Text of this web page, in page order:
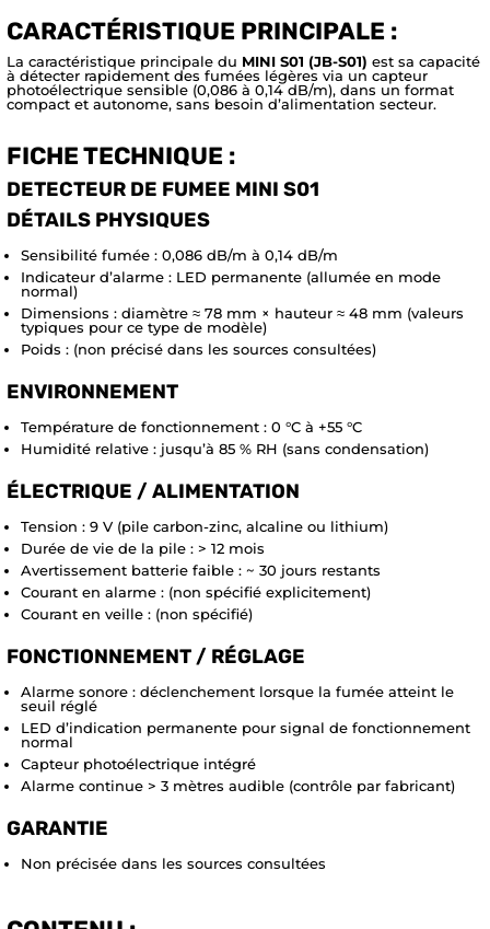
CARACTÉRISTIQUE PRINCIPALE :
La caractéristique principale du MINI S01 (JB-S01) est sa capacité
à détecter rapidement des fumées légères via un capteur
photoélectrique sensible (0,086 à 0,14 dB/m), dans un format
compact et autonome, sans besoin d’alimentation secteur.
FICHE TECHNIQUE :
DETECTEUR DE FUMEE MINI S01
DÉTAILS PHYSIQUES
Sensibilité fumée : 0,086 dB/m à 0,14 dB/m
Indicateur d’alarme : LED permanente (allumée en mode
normal)
Dimensions : diamètre ≈ 78 mm × hauteur ≈ 48 mm (valeurs
typiques pour ce type de modèle)
Poids : (non précisé dans les sources consultées)
ENVIRONNEMENT
Température de fonctionnement : 0 °C à +55 °C
Humidité relative : jusqu’à 85 % RH (sans condensation)
ÉLECTRIQUE / ALIMENTATION
Tension : 9 V (pile carbon-zinc, alcaline ou lithium)
Durée de vie de la pile : > 12 mois
Avertissement batterie faible : ~ 30 jours restants
Courant en alarme : (non spécifié explicitement)
Courant en veille : (non spécifié)
FONCTIONNEMENT / RÉGLAGE
Alarme sonore : déclenchement lorsque la fumée atteint le
seuil réglé
LED d’indication permanente pour signal de fonctionnement
normal
Capteur photoélectrique intégré
Alarme continue > 3 mètres audible (contrôle par fabricant)
GARANTIE
Non précisée dans les sources consultées